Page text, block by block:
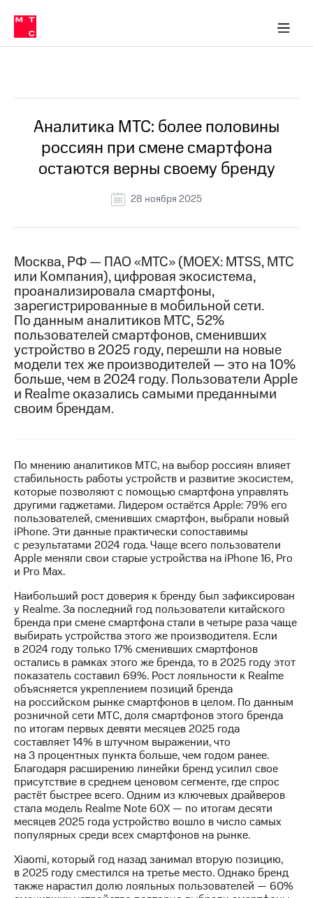
Медиа-центр
и акционерам
Устойчивое развитие
Комплаенс и деловая этика
компании
Карьера
История
компании
Руководство
информация
Контакты
Медиа-центр
Пресс-
релизы
МТС
о технологиях
Достижения
Интервью
Контакты
Новости
в
регионе
и акционерам
Корпоративное
управление
Корпоративный
секретарь
Раскрытие
информации
Информация
акционерам
Документы
ПАО
"МТС"
Собрания
акционеров
Личный
кабинет
акционера
Акционерный
капитал
Контроль
и
аудит
Рынок
акций
Описание
в МТС
Пресс-
релизы
МТС
о технологиях
Аналитика МТС: более половины
россиян при смене смартфона
остаются верны своему бренду
28 ноября 2025
Москва, РФ — ПАО «МТС» (MOEX: MTSS, МТС
или Компания), цифровая экосистема,
проанализировала смартфоны,
зарегистрированные в мобильной сети.
По данным аналитиков МТС, 52%
пользователей смартфонов, сменивших
устройство в 2025 году, перешли на новые
модели тех же производителей — это на 10%
больше, чем в 2024 году. Пользователи Apple
и Realme оказались самыми преданными
своим брендам.
По мнению аналитиков МТС, на выбор россиян влияет
стабильность работы устройств и развитие экосистем,
которые позволяют с помощью смартфона управлять
другими гаджетами. Лидером остаётся Apple: 79% его
пользователей, сменивших смартфон, выбрали новый
iPhone. Эти данные практически сопоставимы
с результатами 2024 года. Чаще всего пользователи
Apple меняли свои старые устройства на iPhone 16, Pro
и Pro Max.
Наибольший рост доверия к бренду был зафиксирован
у Realme. За последний год пользователи китайского
бренда при смене смартфона стали в четыре раза чаще
выбирать устройства этого же производителя. Если
в 2024 году только 17% сменивших смартфонов
остались в рамках этого же бренда, то в 2025 году этот
показатель составил 69%. Рост лояльности к Realme
объясняется укреплением позиций бренда
на российском рынке смартфонов в целом. По данным
розничной сети МТС, доля смартфонов этого бренда
по итогам первых девяти месяцев 2025 года
составляет 14% в штучном выражении, что
на 3 процентных пункта больше, чем годом ранее.
Благодаря расширению линейки бренд усилил свое
присутствие в среднем ценовом сегменте, где спрос
растёт быстрее всего. Одним из ключевых драйверов
стала модель Realme Note 60X — по итогам десяти
месяцев 2025 года устройство вошло в число самых
популярных среди всех смартфонов на рынке.
Xiaomi, который год назад занимал вторую позицию,
в 2025 году сместился на третье место. Однако бренд
также нарастил долю лояльных пользователей — 60%